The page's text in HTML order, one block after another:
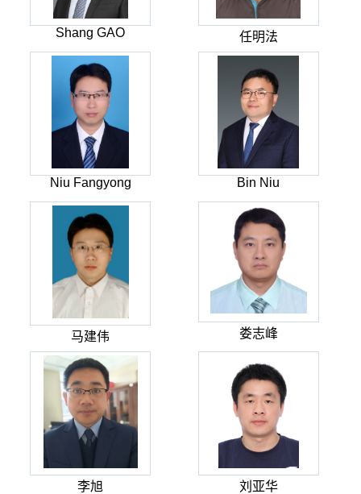
Shang GAO 任明法
Niu Fangyong Bin Niu
马建伟 娄志峰
李旭 刘亚华